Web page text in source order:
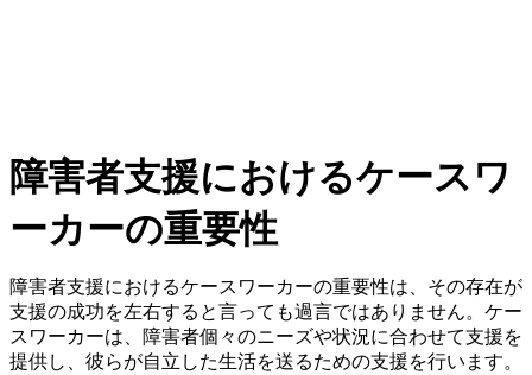
障害者支援におけるケースワ
ーカーの重要性
障害者支援におけるケースワーカーの重要性は、その存在が
支援の成功を左右すると言っても過言ではありません。ケー
スワーカーは、障害者個々のニーズや状況に合わせて支援を
提供し、彼らが自立した生活を送るための支援を行います。